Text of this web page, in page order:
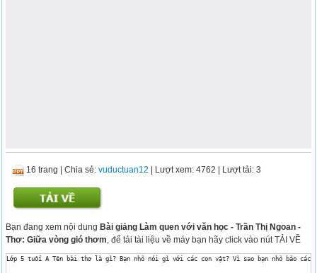
16 trang |Chia sẻ:vuductuan12 | Lượt xem: 4762 | Lượt tải: 3
Bạn đang xem nội dungBài giảng Làm quen với văn học - Trần Thị Ngoan -
Thơ: Giữa vòng gió thơm , để tải tài liệu về máy bạn hãy click vào nút TẢI VỀ
Lớp 5 tuổi A Tên bài thơ là gì? Bạn nhỏ nói gì với các con vật? Vì sao bạn nhỏ bảo các